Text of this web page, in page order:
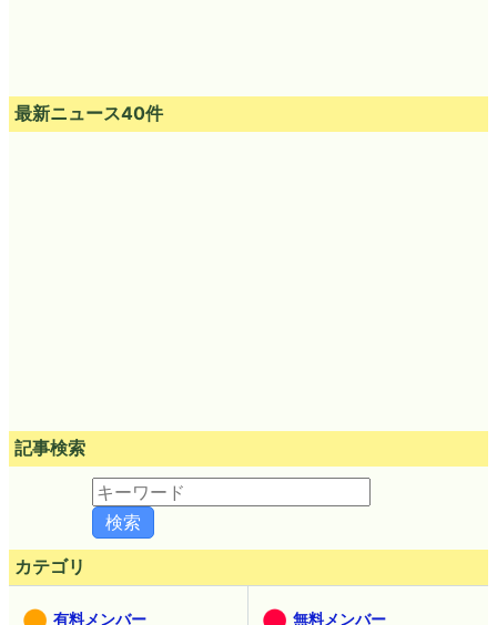
最新ニュース40件
記事検索
カテゴリ
有料メンバー 無料メンバー